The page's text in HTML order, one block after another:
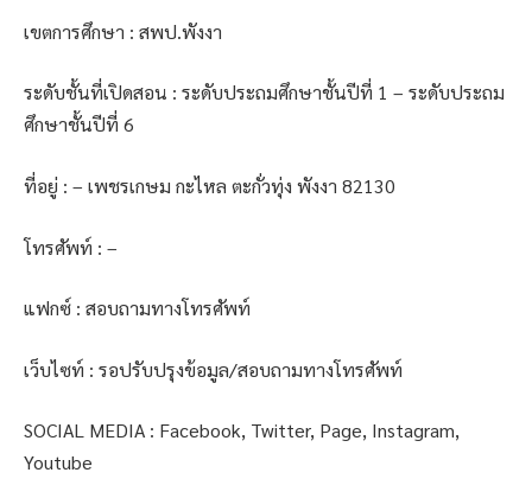
เขตการศึกษา : สพป.พังงา
ระดับชั้นที่เปิดสอน : ระดับประถมศึกษาชั้นปีที่ 1 – ระดับประถม
ศึกษาชั้นปีที่ 6
ที่อยู่ : – เพชรเกษม กะไหล ตะกั่วทุ่ง พังงา 82130
โทรศัพท์ : –
แฟกซ์ : สอบถามทางโทรศัพท์
เว็บไซท์ : รอปรับปรุงข้อมูล/สอบถามทางโทรศัพท์
SOCIAL MEDIA : Facebook, Twitter, Page, Instagram,
Youtube